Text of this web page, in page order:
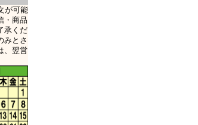
が可能
・商品
承くだ
みとさ
、翌営